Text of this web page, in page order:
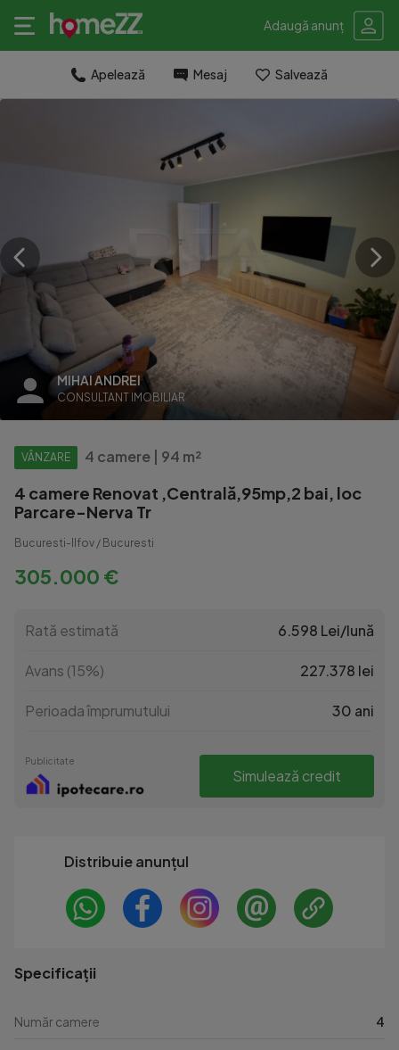
Adaugă anunț
Apelează Mesaj Salvează
MIHAI ANDREI
CONSULTANT IMOBILIAR
VÂNZARE 4 camere | 94 m²
4 camere Renovat ,Centrală,95mp,2 bai, loc
Parcare-Nerva Tr
Bucuresti-Ilfov / Bucuresti
305.000 €
Rată estimată 6.598 Lei/lună
Avans (15%) 227.378 lei
Perioada împrumutului 30 ani
Publicitate
Simulează credit
Distribuie anunțul
Specificații
Număr camere 4